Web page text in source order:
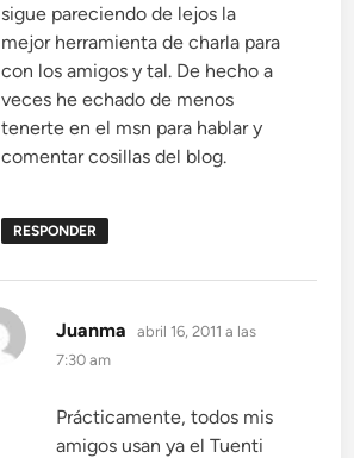
sigue pareciendo de lejos la
mejor herramienta de charla para
con los amigos y tal. De hecho a
veces he echado de menos
tenerte en el msn para hablar y
comentar cosillas del blog.
RESPONDER
Juanma dice:
abril 16, 2011 a las
7:30 am
Prácticamente, todos mis
amigos usan ya el Tuenti